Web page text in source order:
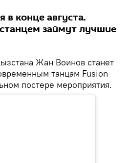
в конце августа.
займут лучшие
Жан Воинов станет
танцам Fusion
постере мероприятия.